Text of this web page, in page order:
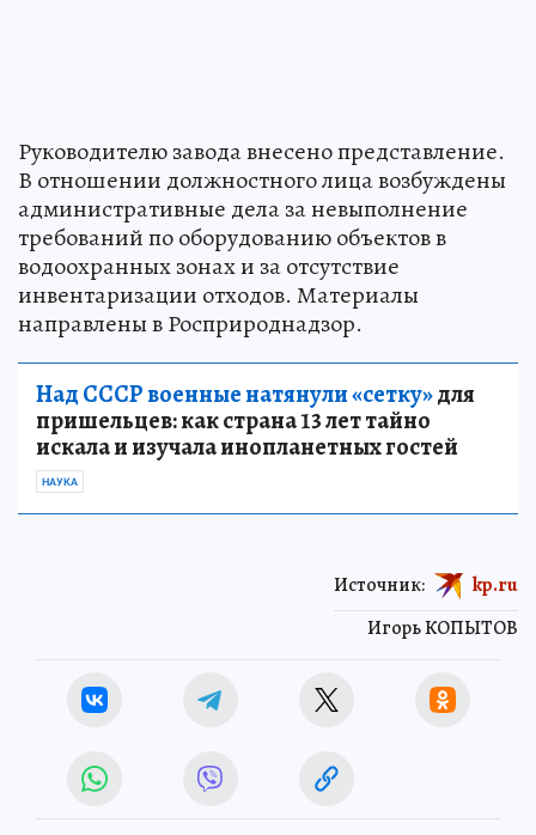
Руководителю завода внесено представление.
В отношении должностного лица возбуждены
административные дела за невыполнение
требований по оборудованию объектов в
водоохранных зонах и за отсутствие
инвентаризации отходов. Материалы
направлены в Росприроднадзор.
Над СССР военные натянули «сетку»для
пришельцев: как страна 13 лет тайно
искала и изучала инопланетных гостей
НАУКА
Игорь КОПЫТОВ
Источник: kp.ru